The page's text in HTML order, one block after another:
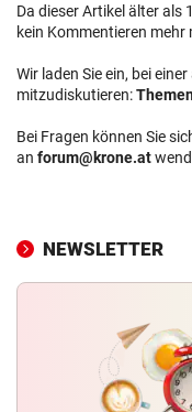
Da dieser Artikel älter als
kein Kommentieren mehr
Wir laden Sie ein, bei
mitzudiskutieren:
Bei Fragen können Sie
an forum@krone.at
NEWSLETTER